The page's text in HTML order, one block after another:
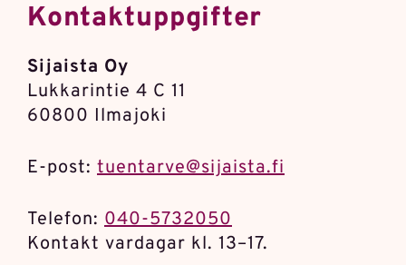
Kontaktuppgifter
Sijaista Oy
Lukkarintie 4 C 11
60800 Ilmajoki
E-post: tuentarve@sijaista.fi
Telefon: 040-5732050
Kontakt vardagar kl. 13–17.